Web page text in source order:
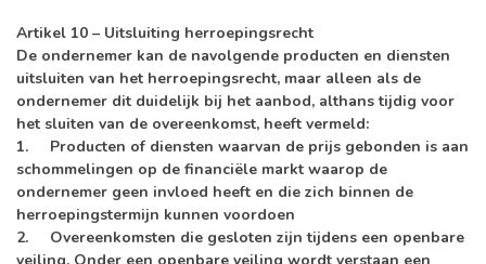
Artikel 10 – Uitsluiting herroepingsrecht
De ondernemer kan de navolgende producten en diensten
uitsluiten van het herroepingsrecht, maar alleen als de
ondernemer dit duidelijk bij het aanbod, althans tijdig voor
het sluiten van de overeenkomst, heeft vermeld:
1. Producten of diensten waarvan de prijs gebonden is aan
schommelingen op de financiële markt waarop de
ondernemer geen invloed heeft en die zich binnen de
herroepingstermijn kunnen voordoen
2. Overeenkomsten die gesloten zijn tijdens een openbare